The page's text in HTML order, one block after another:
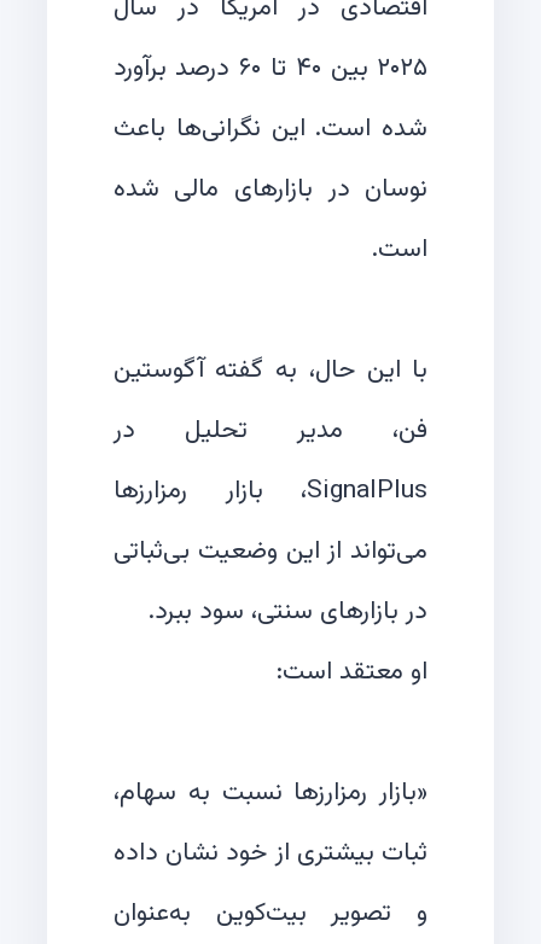
اقتصادی در آمریکا در سال
۲۰۲۵ بین ۴۰ تا ۶۰ درصد برآورد
شده است. این نگرانی‌ها باعث
نوسان در بازارهای مالی شده
با این حال، به گفته آگوستین
فن، مدیر تحلیل در
SignalPlus، بازار رمزارزها
می‌تواند از این وضعیت بی‌ثباتی
«بازار رمزارزها نسبت به سهام،
ثبات بیشتری از خود نشان داده
و تصویر بیت‌کوین به‌عنوان